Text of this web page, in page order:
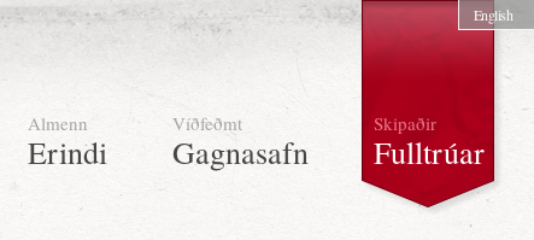
Almenn
Erindi
Víðfeðmt
Gagnasafn
Skipaðir
Fulltrúar
English